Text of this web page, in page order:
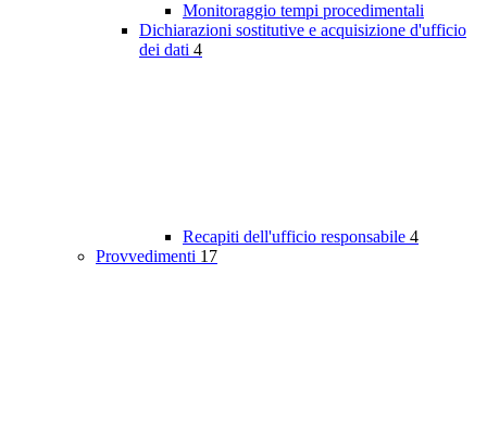
Monitoraggio tempi procedimentali
Dichiarazioni sostitutive e acquisizione d'ufficio
dei dati 4
Recapiti dell'ufficio responsabile 4
Provvedimenti 17